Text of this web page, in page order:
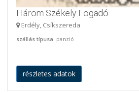
Három Székely Fogadó
Erdély, Csíkszereda
szállás típusa: panzió
részletes adatok